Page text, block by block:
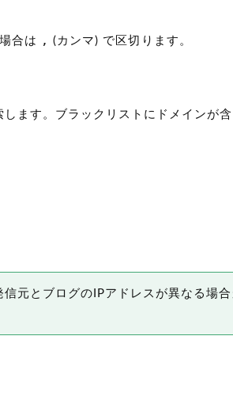
合は , (カンマ) で区切ります。
ます。ブラックリストにドメインが
元とブログのIPアドレスが異なる場